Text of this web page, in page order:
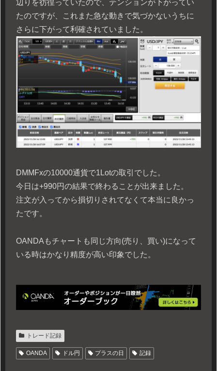
辺りを彷徨っていたので、テンションが下がってい
たのですが、これまた急な動きで気づかないうちに
さらに下がって利確されていました。
DMMFxの10000通貨で1Lotの取引でした。
今日は+990円の結果で終わることが出来ました。
注文が入ってから損切りされてなくて本当に良かっ
たです。
OANDAもチャートも同じ方向(売り、買い)になって
いる時はかなり精度が高い印象でした。
トレード記録
OANDA ドル円 プラスの日 記録